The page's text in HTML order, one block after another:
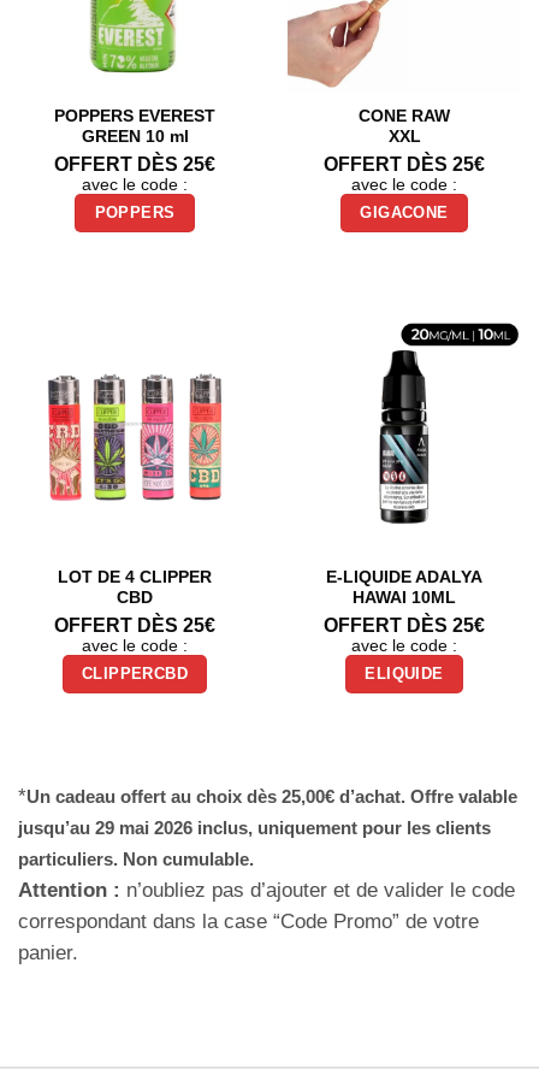
POPPERS EVEREST
GREEN 10 ml
OFFERT DÈS 25€
avec le code :
POPPERS
CONE RAW
XXL
OFFERT DÈS 25€
avec le code :
GIGACONE
LOT DE 4 CLIPPER
CBD
OFFERT DÈS 25€
avec le code :
CLIPPERCBD
E-LIQUIDE ADALYA
HAWAI 10ML
OFFERT DÈS 25€
avec le code :
ELIQUIDE
*Un cadeau offert au choix dès 25,00€ d’achat. Offre valable
jusqu’au 29 mai 2026 inclus, uniquement pour les clients
particuliers. Non cumulable.
Attention : n’oubliez pas d’ajouter et de valider le code
correspondant dans la case “Code Promo” de votre
panier.